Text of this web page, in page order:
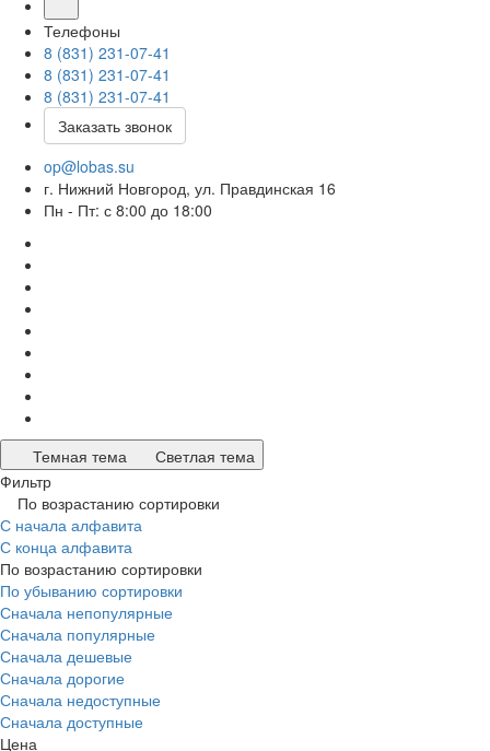
Телефоны
8 (831) 231-07-41
8 (831) 231-07-41
8 (831) 231-07-41
Заказать звонок
op@lobas.su
г. Нижний Новгород, ул. Правдинская 16
Пн - Пт: с 8:00 до 18:00
Темная тема
Светлая тема
Фильтр
По возрастанию сортировки
С начала алфавита
С конца алфавита
По возрастанию сортировки
По убыванию сортировки
Сначала непопулярные
Сначала популярные
Сначала дешевые
Сначала дорогие
Сначала недоступные
Сначала доступные
Цена